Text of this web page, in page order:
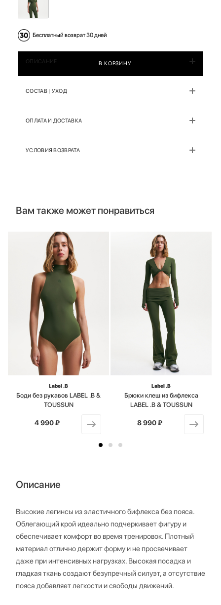
Бесплатный возврат 30 дней
В КОРЗИНУ
ОПИСАНИЕ
СОСТАВ | УХОД
ОПЛАТА И ДОСТАВКА
УСЛОВИЯ ВОЗВРАТА
Вам также может понравиться
Label .B
Боди без рукавов LABEL .B &
TOUSSUN
от
4 990 ₽
Label .B
Брюки клеш из бифлекса
LABEL .B & TOUSSUN
от
8 990 ₽
Описание
Высокие легинсы из эластичного бифлекса без пояса.
Облегающий крой идеально подчеркивает фигуру и
обеспечивает комфорт во время тренировок. Плотный
материал отлично держит форму и не просвечивает
даже при интенсивных нагрузках. Высокая посадка и
гладкая ткань создают безупречный силуэт, а отсутствие
пояса добавляет легкости и свободы движений.